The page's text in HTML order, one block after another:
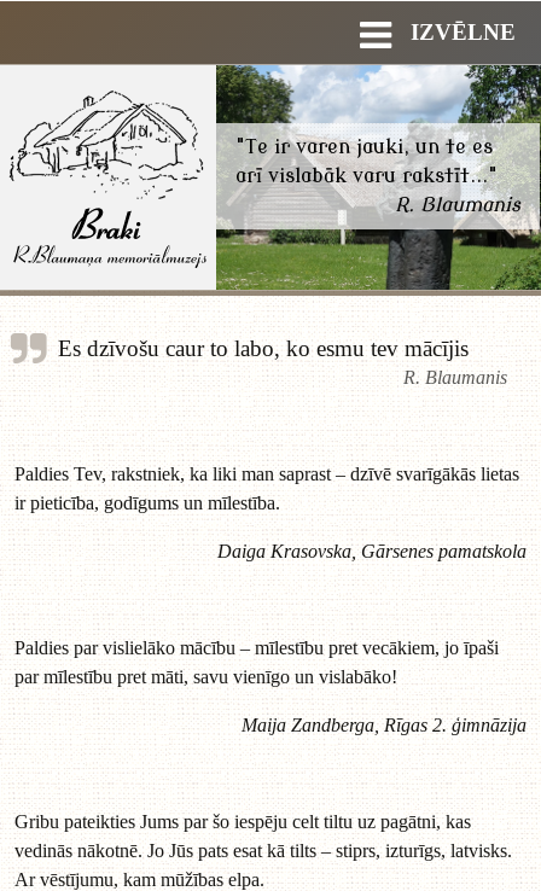
IZVĒLNE
"Te ir varen jauki, un te es
arī vislabāk varu rakstīt..."
R. Blaumanis
Es dzīvošu caur to labo, ko esmu tev mācījis
R. Blaumanis
Paldies Tev, rakstniek, ka liki man saprast – dzīvē svarīgākās lietas
ir pieticība, godīgums un mīlestība.
Daiga Krasovska, Gārsenes pamatskola
Paldies par vislielāko mācību – mīlestību pret vecākiem, jo īpaši
par mīlestību pret māti, savu vienīgo un vislabāko!
Maija Zandberga, Rīgas 2. ģimnāzija
Gribu pateikties Jums par šo iespēju celt tiltu uz pagātni, kas
vedinās nākotnē. Jo Jūs pats esat kā tilts – stiprs, izturīgs, latvisks.
Ar vēstījumu, kam mūžības elpa.